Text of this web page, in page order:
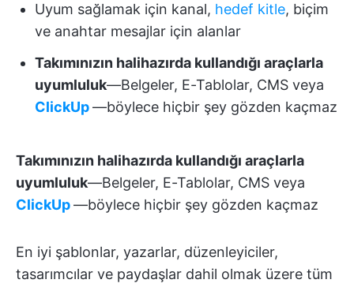
Uyum sağlamak için kanal, hedef kitle, biçim
ve anahtar mesajlar için alanlar
Takımınızın halihazırda kullandığı araçlarla
uyumluluk—Belgeler, E-Tablolar, CMS veya
ClickUp—böylece hiçbir şey gözden kaçmaz
Takımınızın halihazırda kullandığı araçlarla
uyumluluk—Belgeler, E-Tablolar, CMS veya
ClickUp—böylece hiçbir şey gözden kaçmaz
En iyi şablonlar, yazarlar, düzenleyiciler,
tasarımcılar ve paydaşlar dahil olmak üzere tüm